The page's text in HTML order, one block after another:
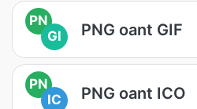
PN
GI
PNG oant GIF
PN
IC
PNG oant ICO